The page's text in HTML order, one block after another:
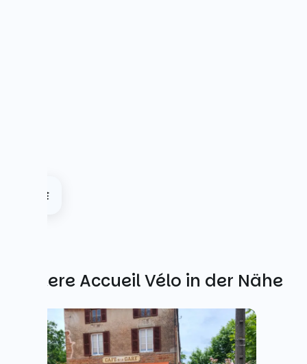
Weitere Accueil Vélo in der Nähe